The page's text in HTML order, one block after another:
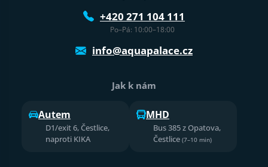
+420 271 104 111
Po–Pá: 10:00–18:00
info@aquapalace.cz
Jak k nám
Autem
D1/exit 6, Čestlice,
naproti KIKA
MHD
Bus 385 z Opatova,
Čestlice (7–10 min)